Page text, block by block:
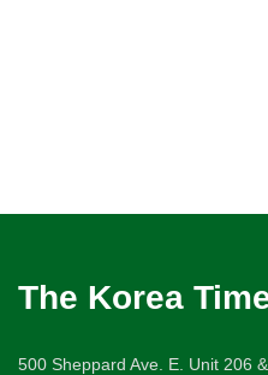
The Korea
500 Sheppard Ave. E. Unit 206